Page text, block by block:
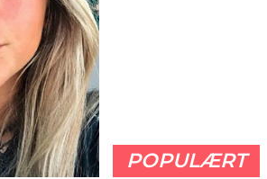
POPULÆRT